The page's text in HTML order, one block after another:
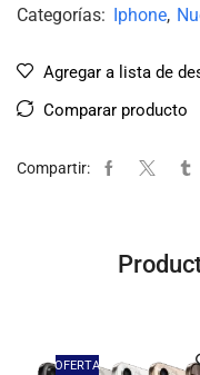
Categorías: Iphone,
Agregar a lista de
Comparar producto
Compartir:
OFERTA